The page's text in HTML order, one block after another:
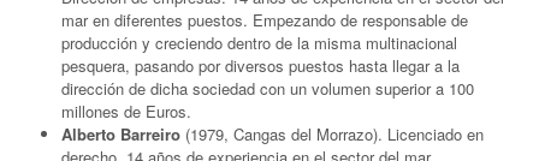
mar en diferentes puestos. Empezando de responsable de
producción y creciendo dentro de la misma multinacional
pesquera, pasando por diversos puestos hasta llegar a la
dirección de dicha sociedad con un volumen superior a 100
millones de Euros.
Alberto Barreiro (1979, Cangas del Morrazo). Licenciado en